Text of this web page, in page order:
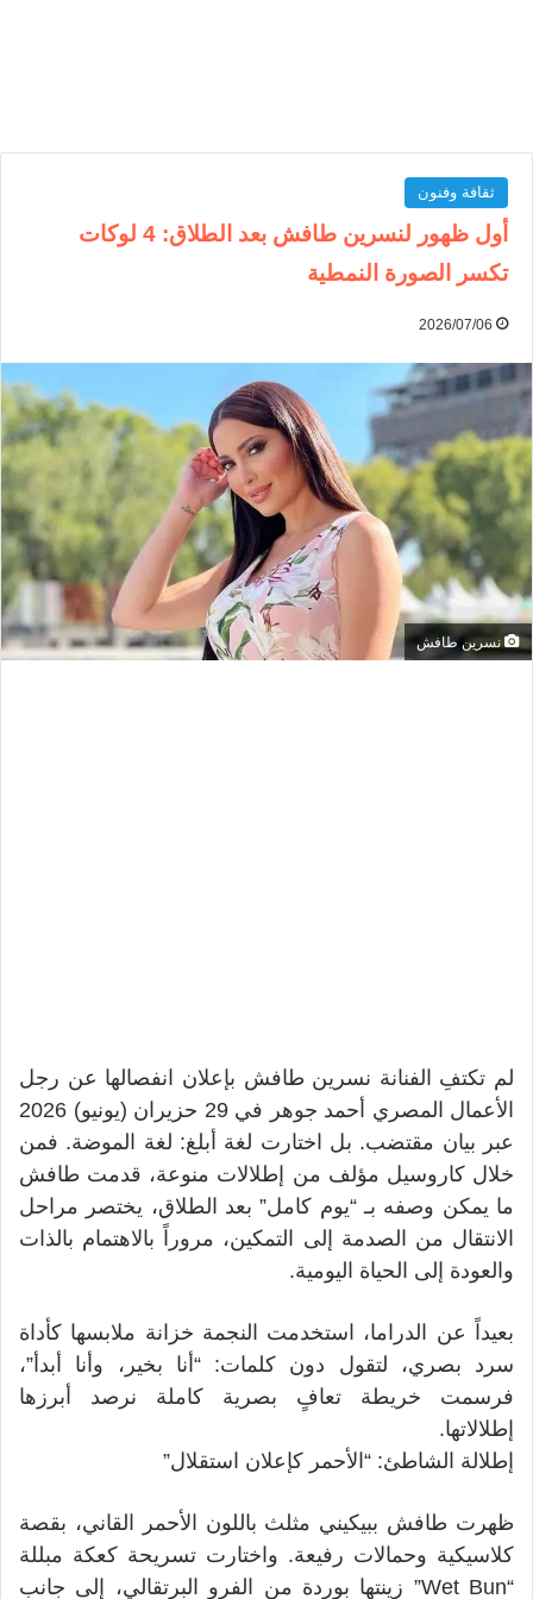
ثقافة وفنون
أول ظهور لنسرين طافش بعد الطلاق: 4 لوكات
تكسر الصورة النمطية
2026/07/06
نسرين طافش
لم تكتفِ الفنانة نسرين طافش بإعلان انفصالها عن رجل
الأعمال المصري أحمد جوهر في 29 حزيران (يونيو) 2026
عبر بيان مقتضب. بل اختارت لغة أبلغ: لغة الموضة. فمن
خلال كاروسيل مؤلف من إطلالات منوعة، قدمت طافش
ما يمكن وصفه بـ “يوم كامل” بعد الطلاق، يختصر مراحل
الانتقال من الصدمة إلى التمكين، مروراً بالاهتمام بالذات
والعودة إلى الحياة اليومية.
بعيداً عن الدراما، استخدمت النجمة خزانة ملابسها كأداة
سرد بصري، لتقول دون كلمات: “أنا بخير، وأنا أبدأ”،
فرسمت خريطة تعافٍ بصرية كاملة نرصد أبرزها
إطلالاتها.
إطلالة الشاطئ: “الأحمر كإعلان استقلال”
ظهرت طافش ببيكيني مثلث باللون الأحمر القاني، بقصة
كلاسيكية وحمالات رفيعة. واختارت تسريحة كعكة مبللة
“Wet Bun” زينتها بوردة من الفرو البرتقالي، إلى جانب